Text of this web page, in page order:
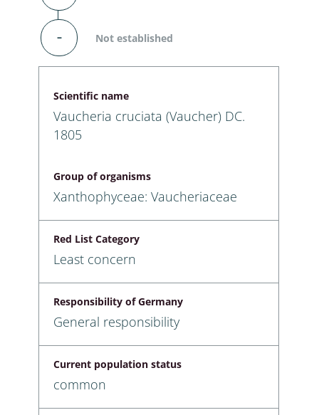
– Not established
Scientific name
Vaucheria cruciata (Vaucher) DC.
1805
Group of organisms
Xanthophyceae: Vaucheriaceae
Red List Category
Least concern
Responsibility of Germany
General responsibility
Current population status
common